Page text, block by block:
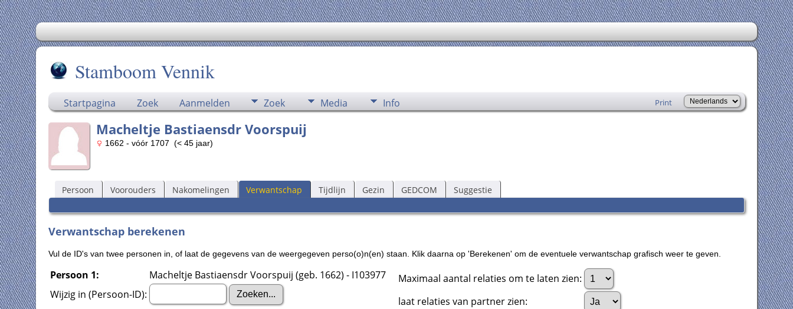
Stamboom Vennik
Startpagina Zoek Aanmelden Zoek Media Info Print
Macheltje Bastiaensdr Voorspuij
1662 - vóór 1707 (< 45 jaar)
Persoon Voorouders Nakomelingen Verwantschap Tijdlijn Gezin GEDCOM Suggestie
Verwantschap berekenen
Vul de ID's van twee personen in, of laat de gegevens van de weergegeven perso(o)n(en) staan. Klik daarna op 'Berekenen' om de eventuele verwantschap grafisch weer te geven.
Persoon 1:
Macheltje Bastiaensdr Voorspuij (geb. 1662) - I103977
Wijzig in (Persoon-ID):
Maximaal aantal relaties om te laten zien:
laat relaties van partner zien: